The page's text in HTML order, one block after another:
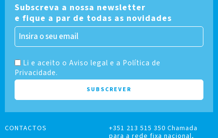
Subscreva a nossa newsletter
e fique a par de todas as novidades
Li e aceito o Aviso legal e a Política de
Privacidade.
CONTACTOS
+351 213 515 350 Chamada
para a rede fixa nacional,